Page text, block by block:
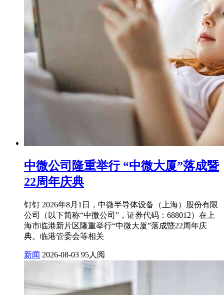
中微公司隆重举行 “中微大厦”落成暨
22周年庆典
钉钉 2026年8月1日，中微半导体设备（上海）股份有限
公司（以下简称“中微公司”，证券代码：688012）在上
海市临港新片区隆重举行“中微大厦”落成暨22周年庆
典。临港管委会等相关
新闻 2026-08-03 95人阅